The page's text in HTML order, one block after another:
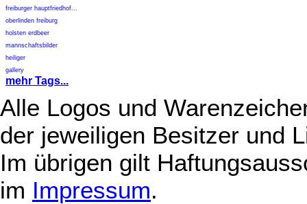
freiburger hauptfriedhof...
oberlinden freiburg
holsten erdbeer
mannschaftsbilder
heiliger
gallery
mehr Tags...
Alle Logos und
der jeweiligen Besitzer und
Im übrigen gilt
im Impressum.